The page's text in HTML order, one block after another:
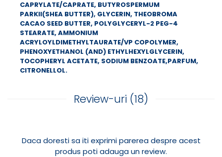
uscat sa se foloseasca produse care au in compozitie,
printre alte ingrediente si Vitamina A si E.
Pentru a veni in intampinarea nevoilor unui ten
deshidratat nu este suficient sa consumam mai multe
lichide (desi este imperios necesar sa ne asiguram ca
pe durata unei zile consumam suficiente lichide).
Produsele cosmetice / dermatocosmetice dedicate
tenului deshidratat lupta impotriva pierderii apei
Cremele din gama Hidraderm, datorita ingredientelor
CAPRYLATE/CAPRATE, BUTYROSPERMUM
PARKII(SHEA BUTTER), GLYCERIN, THEOBROMA
CACAO SEED BUTTER, POLYGLYCERYL-2 PEG-4
STEARATE, AMMONIUM
ACRYLOYLDIMETHYLTAURATE/VP COPOLYMER,
PHENOXYETHANOL (AND) ETHYLHEXYLGLYCERIN,
TOCOPHERYL ACETATE, SODIUM BENZOATE,PARFUM,
CITRONELLOL.
Review-uri (18)
Daca doresti sa iti exprimi parerea despre acest
produs poti adauga un review.